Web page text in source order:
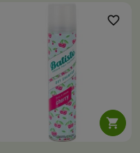

favorite_border